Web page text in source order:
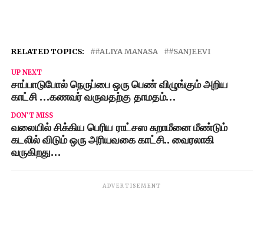
RELATED TOPICS: #ALIYA MANASA #SANJEEVI
UP NEXT
சாப்பாடுபோல் நெருப்பை ஒரு பெண் விழுங்கும் அறிய
காட்சி …கணவர் வருவதற்கு தாமதம்…
DON'T MISS
வலையில் சிக்கிய பெரிய ராட்சஸ சுறாமீனை மீண்டும்
கடலில் விடும் ஒரு அரியவகை காட்சி.. வைரலாகி
வருகிறது…
ADVERTISEMENT